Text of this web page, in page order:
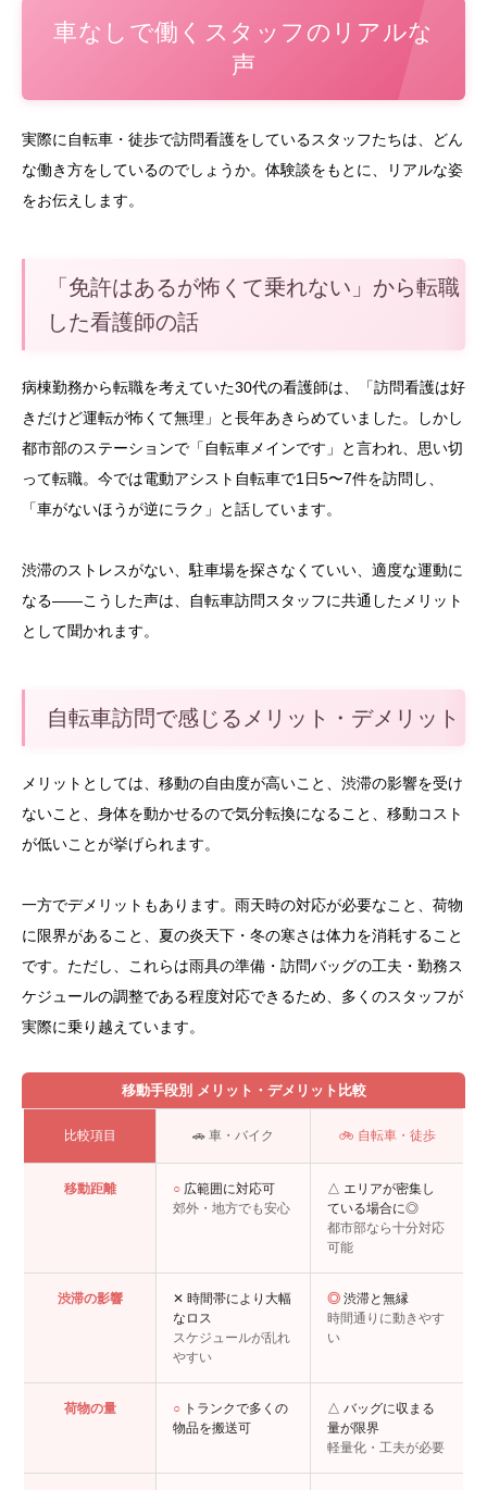
車なしで働くスタッフのリアルな
声
実際に自転車・徒歩で訪問看護をしているスタッフたちは、どん
な働き方をしているのでしょうか。体験談をもとに、リアルな姿
をお伝えします。
「免許はあるが怖くて乗れない」から転職
した看護師の話
病棟勤務から転職を考えていた30代の看護師は、「訪問看護は好
きだけど運転が怖くて無理」と長年あきらめていました。しかし
都市部のステーションで「自転車メインです」と言われ、思い切
って転職。今では電動アシスト自転車で1日5〜7件を訪問し、
「車がないほうが逆にラク」と話しています。
渋滞のストレスがない、駐車場を探さなくていい、適度な運動に
なる——こうした声は、自転車訪問スタッフに共通したメリット
として聞かれます。
自転車訪問で感じるメリット・デメリット
メリットとしては、移動の自由度が高いこと、渋滞の影響を受け
ないこと、身体を動かせるので気分転換になること、移動コスト
が低いことが挙げられます。
一方でデメリットもあります。雨天時の対応が必要なこと、荷物
に限界があること、夏の炎天下・冬の寒さは体力を消耗すること
です。ただし、これらは雨具の準備・訪問バッグの工夫・勤務ス
ケジュールの調整である程度対応できるため、多くのスタッフが
実際に乗り越えています。
移動手段別 メリット・デメリット比較
比較項目 🚗 車・バイク 🚲 自転車・徒歩
移動距離 ○ 広範囲に対応可
郊外・地方でも安心
△ エリアが密集し
ている場合に◎
都市部なら十分対応
可能
渋滞の影響
✕ 時間帯により大幅
なロス
スケジュールが乱れ
やすい
◎ 渋滞と無縁
時間通りに動きやす
い
荷物の量 ○ トランクで多くの
物品を搬送可
△ バッグに収まる
量が限界
軽量化・工夫が必要